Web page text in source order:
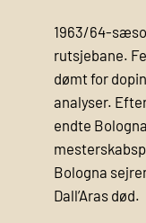
1963/64-
rutsjebane.
dømt for
analyser.
endte
Bologna
Dall’Aras død.